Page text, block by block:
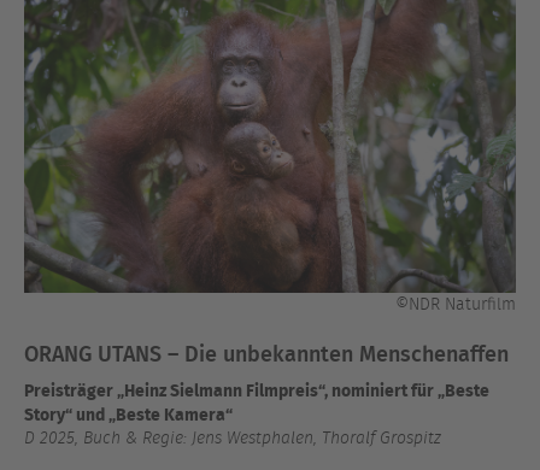
©NDR Naturfilm
ORANG UTANS – Die unbekannten Menschenaffen
Preisträger „Heinz Sielmann Filmpreis“, nominiert für „Beste
Story“ und „Beste Kamera“
D 2025, Buch & Regie: Jens Westphalen, Thoralf Grospitz